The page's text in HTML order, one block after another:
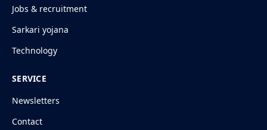
Jobs & recruitment
Sarkari yojana
Technology
SERVICE
Newsletters
Contact